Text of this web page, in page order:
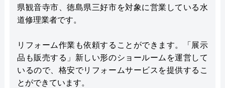
県観音寺市、徳島県三好市を対象に営業している水
道修理業者です。
リフォーム作業も依頼することができます。「展示
品も販売する」新しい形のショールームを運営して
いるので、格安でリフォームサービスを提供するこ
とができています。